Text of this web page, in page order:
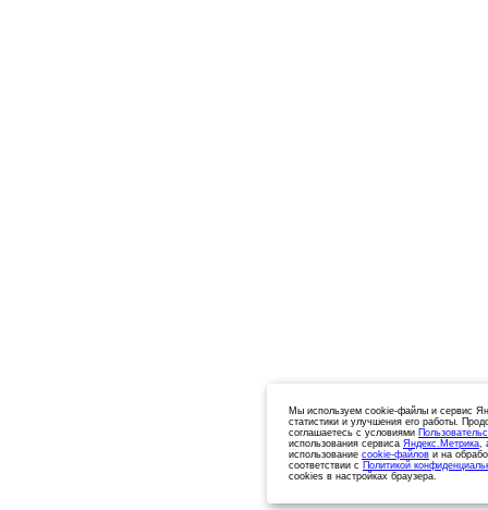
Мы используем cookie-файлы и сервис
статистики и улучшения его работы.
соглашаетесь с условиями
использования сервиса Яндекс.Метрика,
использование cookie-файлов и на
соответствии с Политикой
cookies в настройках браузера.